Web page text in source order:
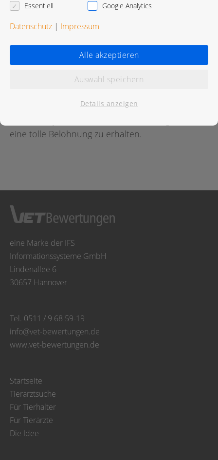
Bewertungen
Für diese Praxis wurde noch keine Bewertung
eine tolle Belohnung zu erhalten.
eine Marke der IFS
Informationssysteme GmbH
Lindenallee 6
30657 Hannover
Tel. 0511 / 9 68 59-19
info@vet-bewertungen.de
www.vet-bewertungen.de
Startseite
Tierarztsuche
Für Tierhalter
Für Tierärzte
Die Idee
Essentiell Google Analytics
Datenschutz | Impressum
Alle akzeptieren
Auswahl speichern
Details anzeigen